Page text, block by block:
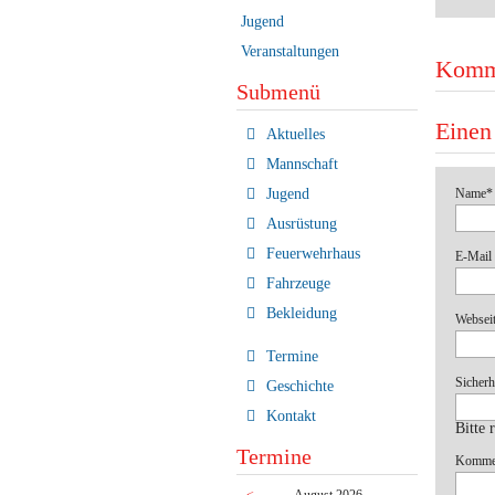
Name*
E-Mail
Bitte
Jugend
Veranstaltungen
Submenü
Navigation
Aktuelles
Mannschaft
Jugend
Ausrüstung
Feuerwehrhaus
Fahrzeuge
Bekleidung
Termine
Geschichte
Kontakt
Termine